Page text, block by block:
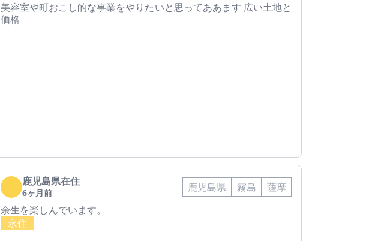
美容室や町おこし的な事業をやりたいと思ってああます 広い土地と
価格
鹿児島県在住
6ヶ月前 鹿児島県 霧島
薩摩
余生を楽しんでいます。
永住